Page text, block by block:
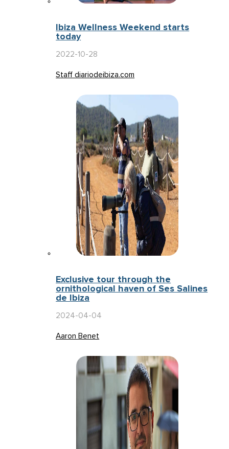
Ibiza Wellness Weekend starts
today
2022-10-28
Staff diariodeibiza.com
Exclusive tour through the
ornithological haven of Ses Salines
de Ibiza
2024-04-04
Aaron Benet